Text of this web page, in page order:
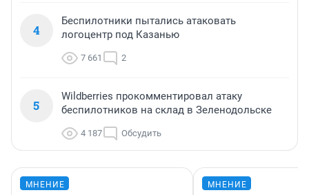
4
Беспилотники пытались атаковать
логоцентр под Казанью
7 661 2
5
Wildberries прокомментировал атаку
беспилотников на склад в Зеленодольске
4 187 Обсудить
МНЕНИЕ МНЕНИЕ